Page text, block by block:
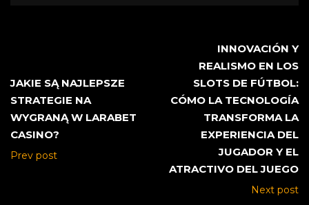
JAKIE SĄ NAJLEPSZE
STRATEGIE NA
WYGRANĄ W LARABET
CASINO?
Prev post
INNOVACIÓN Y
REALISMO EN LOS
SLOTS DE FÚTBOL:
CÓMO LA TECNOLOGÍA
TRANSFORMA LA
EXPERIENCIA DEL
JUGADOR Y EL
ATRACTIVO DEL JUEGO
Next post